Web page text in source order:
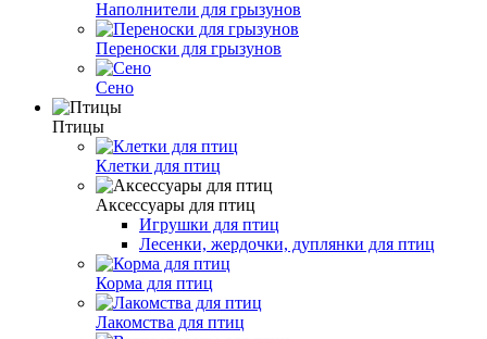
Наполнители для грызунов
Переноски для грызунов
Сено
Птицы
Клетки для птиц
Аксессуары для птиц
Игрушки для птиц
Лесенки, жердочки, дуплянки для птиц
Корма для птиц
Лакомства для птиц